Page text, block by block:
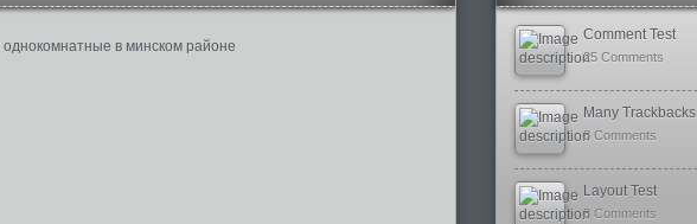
Comment Test
25 Comments
Many Trackbacks
8 Comments
Layout Test
8 Comments